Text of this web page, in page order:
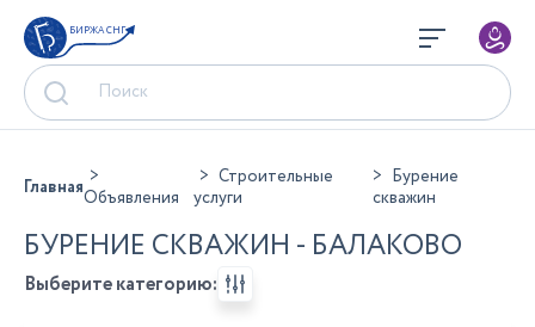
БИРЖА СНГ
ГлавнаяОбъявления
Строительные
услуги
Бурение
скважин
БУРЕНИЕ СКВАЖИН - БАЛАКОВО
Выберите категорию: